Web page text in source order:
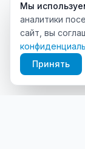
Мы
аналитики
сайт, вы
Принять